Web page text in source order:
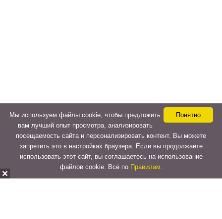
Понятно
Мы используем файлы cookie, чтобы предложить
вам лучший опыт просмотра, анализировать
посещаемость сайта и персонализировать контент. Вы можете
запретить это в настройках браузера. Если вы продолжаете
использовать этот сайт, вы соглашаетесь на использование
файлов cookie. Всё по Правилам.